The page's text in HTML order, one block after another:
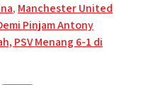
, Manchester United
Pinjam Antony
PSV Menang 6-1 di